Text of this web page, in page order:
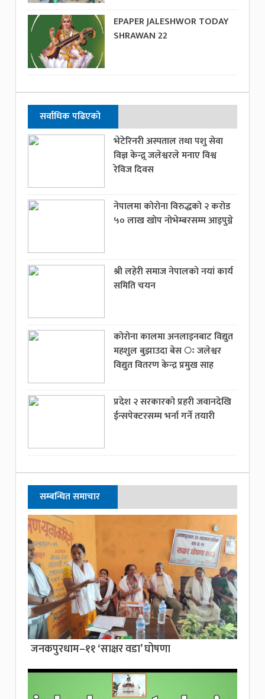
EPAPER JALESHWOR TODAY
SHRAWAN 22
सर्वाधिक पढिएको
भेटेरिनरी अस्पताल तथा पशु सेवा
विज्ञ केन्द्र्र जलेश्वरले मनाए विश्व
रेविज दिवस
नेपालमा कोरोना विरुद्धको २ करोड
५० लाख खोप नोभेम्बरसम्म आइपुग्ने
श्री लहेरी समाज नेपालको नयां कार्य
समिति चयन
कोरोना कालमा अनलाइनबाट विद्युत
महशुल बुझाउदा बेस ः जलेश्वर
विद्युत वितरण केन्द्र प्रमुख साह
प्रदेश २ सरकारको प्रहरी जवानदेखि
ईन्सपेक्टरसम्म भर्ना गर्ने तयारी
सम्बन्धित समाचार
जनकपुरधाम–११ ‘साक्षर वडा’ घोषणा